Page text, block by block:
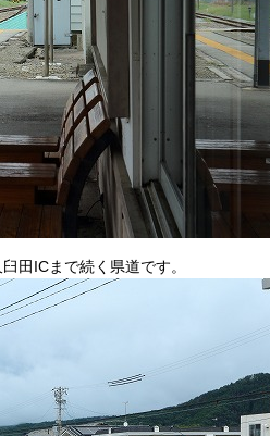
田ICまで続く県道です。